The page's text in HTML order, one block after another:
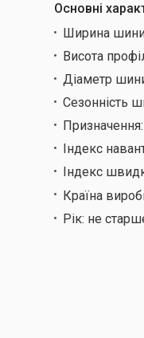
Основні
Ширина
Висота
Діаметр
Сезонність
Призначення:
Індекс
Індекс
Країна
Рік: не